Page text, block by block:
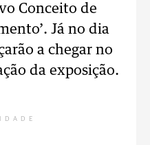
Conceito de
Já no dia
a chegar no
da exposição.